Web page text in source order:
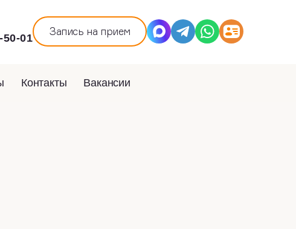
50-01
Запись на прием
Контакты Вакансии